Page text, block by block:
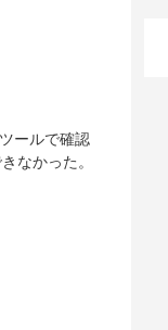
ールで確認
なかった。